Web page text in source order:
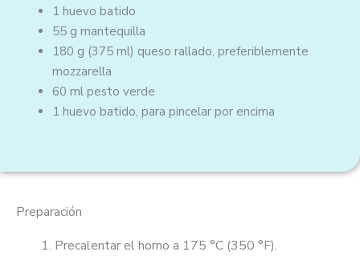
1 huevo batido
55 g mantequilla
180 g (375 ml) queso rallado, preferiblemente
mozzarella
60 ml pesto verde
1 huevo batido, para pincelar por encima
Preparación
Precalentar el horno a 175 °C (350 °F).